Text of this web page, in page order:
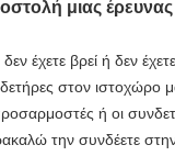
μιας έρευνας
έχετε βρεί ή δεν
στον ιστοχώρο
ή οι
την συνδέετε